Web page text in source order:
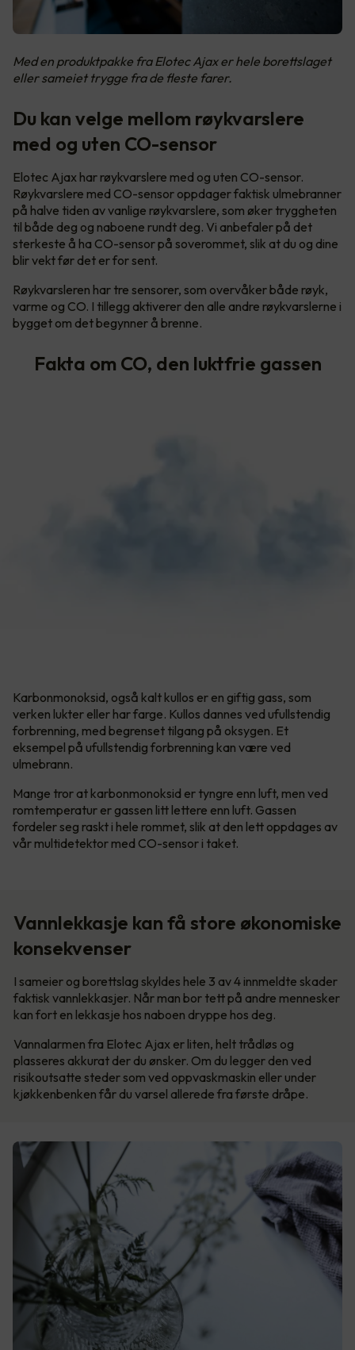
Med en produktpakke fra Elotec Ajax er hele borettslaget
eller sameiet trygge fra de fleste farer.
Du kan velge mellom røykvarslere
med og uten CO-sensor
Elotec Ajax har røykvarslere med og uten CO-sensor.
Røykvarslere med CO-sensor oppdager faktisk ulmebranner
på halve tiden av vanlige røykvarslere, som øker tryggheten
til både deg og naboene rundt deg. Vi anbefaler på det
sterkeste å ha CO-sensor på soverommet, slik at du og dine
blir vekt før det er for sent.
Røykvarsleren har tre sensorer, som overvåker både røyk,
varme og CO. I tillegg aktiverer den alle andre røykvarslerne i
bygget om det begynner å brenne.
Fakta om CO, den luktfrie gassen
Karbonmonoksid, også kalt kullos er en giftig gass, som
verken lukter eller har farge. Kullos dannes ved ufullstendig
forbrenning, med begrenset tilgang på oksygen. Et
eksempel på ufullstendig forbrenning kan være ved
ulmebrann.
Mange tror at karbonmonoksid er tyngre enn luft, men ved
romtemperatur er gassen litt lettere enn luft. Gassen
fordeler seg raskt i hele rommet, slik at den lett oppdages av
vår multidetektor med CO-sensor i taket.
Vannlekkasje kan få store økonomiske
konsekvenser
I sameier og borettslag skyldes hele 3 av 4 innmeldte skader
faktisk vannlekkasjer. Når man bor tett på andre mennesker
kan fort en lekkasje hos naboen dryppe hos deg.
Vannalarmen fra Elotec Ajax er liten, helt trådløs og
plasseres akkurat der du ønsker. Om du legger den ved
risikoutsatte steder som ved oppvaskmaskin eller under
kjøkkenbenken får du varsel allerede fra første dråpe.